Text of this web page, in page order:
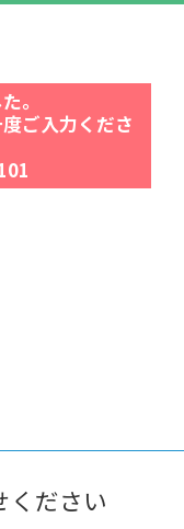
。
ご入力くださ
ください